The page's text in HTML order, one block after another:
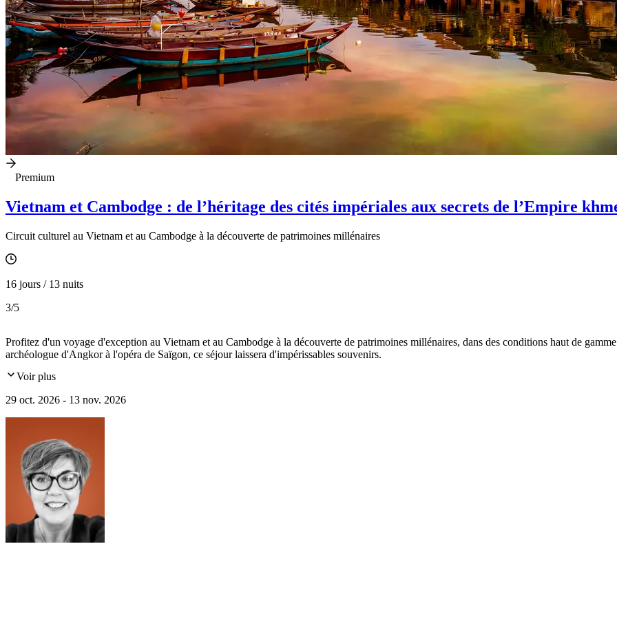
Premium
Vietnam et Cambodge : de l’héritage des cités impériales aux secrets de l’Empire
Circuit culturel au Vietnam et au Cambodge à la découverte de patrimoines millénaires
16 jours / 13 nuits
3/5
Profitez d'un voyage d'exception au Vietnam et au Cambodge à la découverte de patrimoines millénaires, dans des conditions haut de
archéologue d'Angkor à l'opéra de Saïgon, ce séjour laissera d'impérissables souvenirs.
Voir plus
29 oct. 2026 - 13 nov. 2026